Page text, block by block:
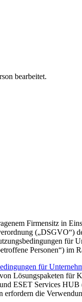
bearbeitet.
Firmensitz in
(„DSGVO“)
für
Personen“) im
für
Lösungspaketen für
ESET Services HUB
erfordern die